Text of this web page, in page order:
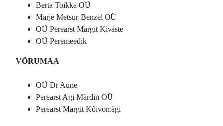
Berta Toikka OÜ
Marje Metsur-Benzel OÜ
OÜ Perearst Margit Kivaste
OÜ Peremeedik
VÕRUMAA
OÜ Dr Aune
Perearst Agi Märdin OÜ
Perearst Margit Kõivomägi